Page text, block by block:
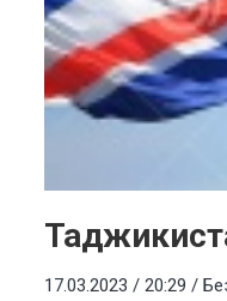
17.03.2023 / 20:29 /